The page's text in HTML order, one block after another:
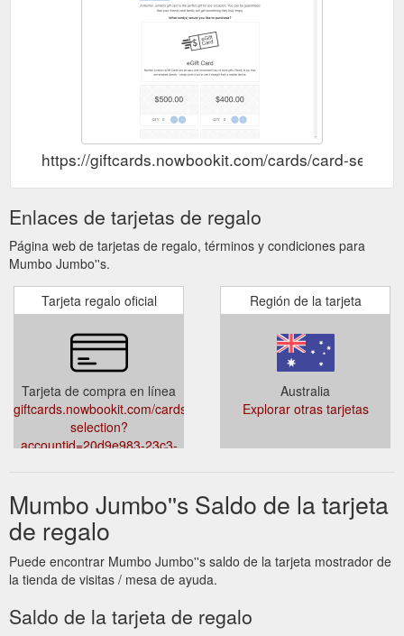
https://giftcards.nowbookit.com/cards/card-
Enlaces de tarjetas de regalo
Página web de tarjetas de regalo, términos y condiciones para
Mumbo Jumbo''s.
Tarjeta regalo oficial
Tarjeta de compra en línea
giftcards.nowbookit.com/cards/card-
selection?
accountid=20d9e983-23c3-
Región de la tarjeta
Australia
Explorar otras tarjetas
Mumbo Jumbo''s Saldo de la tarjeta
de regalo
Puede encontrar Mumbo Jumbo''s saldo de la tarjeta mostrador de
la tienda de visitas / mesa de ayuda.
Saldo de la tarjeta de regalo